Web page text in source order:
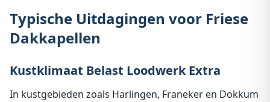
Typische Uitdagingen voor Friese
Dakkapellen
Kustklimaat Belast Loodwerk Extra
In kustgebieden zoals Harlingen, Franeker en Dokkum